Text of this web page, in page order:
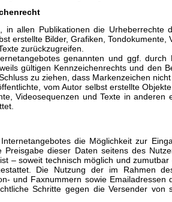
in allen Publikationen die Urheberrechte
erstellte Bilder, Grafiken,
zurückzugreifen.
genannten und ggf.
gültigen Kennzeichenrechts und den
zu ziehen, dass Markenzeichen
vom Autor selbst erstellte
Videosequenzen und Texte in
die Möglichkeit zur
Preisgabe dieser Daten seitens des
– soweit technisch möglich und
Die Nutzung der im Rahmen
und Faxnummern sowie
Schritte gegen die Versender von